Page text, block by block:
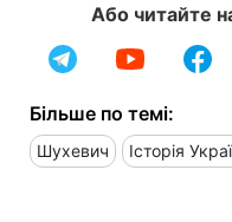
Або читайте
Більше по темі:
Шухевич Історія